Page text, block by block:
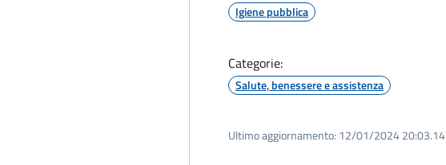
Igiene pubblica
Categorie:
Salute, benessere e assistenza
Ultimo aggiornamento: 12/01/2024 20:03.14